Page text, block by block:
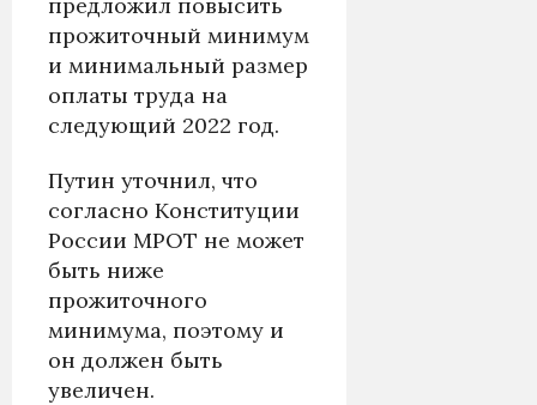
прожиточный минимум
и минимальный размер
оплаты труда на
следующий 2022 год.
Путин уточнил, что
согласно Конституции
России МРОТ не может
быть ниже
прожиточного
минимума, поэтому и
он должен быть
увеличен.